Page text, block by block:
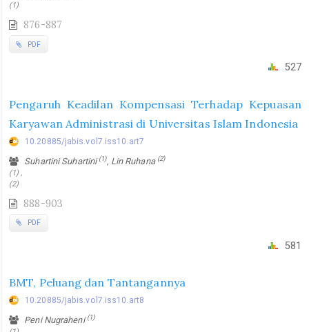
(1)
876-887
PDF
527
Pengaruh Keadilan Kompensasi Terhadap Kepuasan
Karyawan Administrasi di Universitas Islam Indonesia
10.20885/jabis.vol7.iss10.art7
Suhartini Suhartini(1), Lin Ruhana (2)
(1) ,
(2)
888-903
PDF
581
BMT, Peluang dan Tantangannya
10.20885/jabis.vol7.iss10.art8
Peni Nugraheni(1)